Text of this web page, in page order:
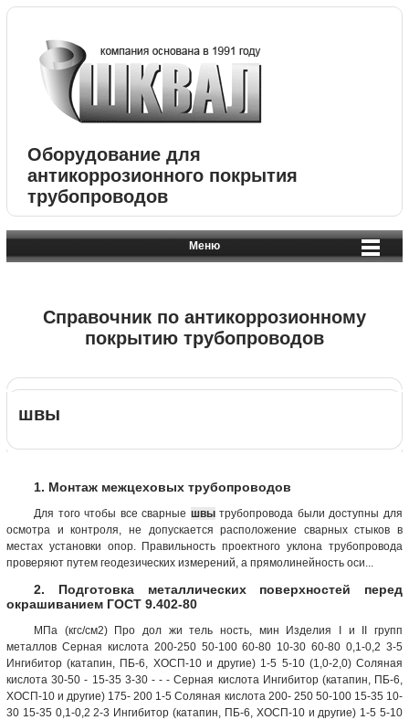
Оборудование для
антикоррозионного покрытия
трубопроводов
Меню
Справочник по антикоррозионному
покрытию трубопроводов
швы
1. Монтаж межцеховых трубопроводов
Для того чтобы все сварные швытрубопровода были доступны для
осмотра и контроля, не допускается расположение сварных стыков в
местах установки опор. Правильность проектного уклона трубопровода
проверяют путем геодезических измерений, а прямолинейность оси...
2. Подготовка металлических поверхностей перед
окрашиванием ГОСТ 9.402-80
МПа (кгс/см2) Про дол жи тель ность, мин Изделия I и II групп
металлов Серная кислота 200-250 50-100 60-80 10-30 60-80 0,1-0,2 3-5
Ингибитор (катапин, ПБ-6, ХОСП-10 и другие) 1-5 5-10 (1,0-2,0) Соляная
кислота 30-50 - 15-35 3-30 - - - Серная кислота Ингибитор (катапин, ПБ-6,
ХОСП-10 и другие) 175- 200 1-5 Соляная кислота 200- 250 50-100 15-35 10-
30 15-35 0,1-0,2 2-3 Ингибитор (катапин, ПБ-6, ХОСП-10 и другие) 1-5 5-10